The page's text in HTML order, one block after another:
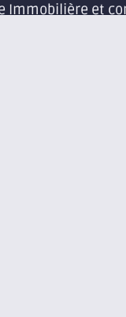
Immobilière et